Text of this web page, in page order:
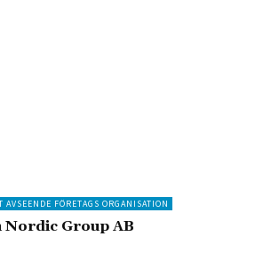
AVSEENDE FÖRETAGS ORGANISATION
Nordic Group AB